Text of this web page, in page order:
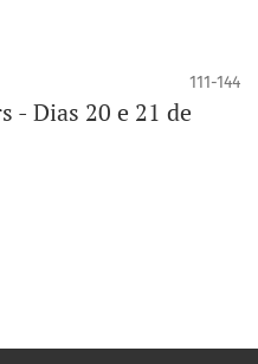
111-144
- Dias 20 e 21 de